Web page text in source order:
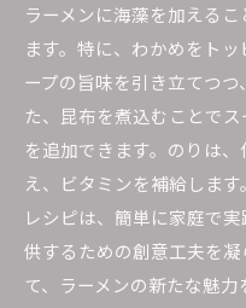
ラーメンに海藻を加える
ます。特に、わかめをト
ープの旨味を引き立てつ
た、昆布を煮込むことで
を追加できます。のりは
え、ビタミンを補給しま
レシピは、簡単に家庭で
供するための創意工夫を
て、ラーメンの新たな魅力